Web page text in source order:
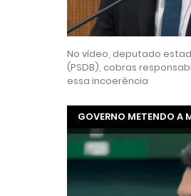
No vídeo, deputado
(PSDB), cobras
essa incoerência
GOVERNO METENDO A